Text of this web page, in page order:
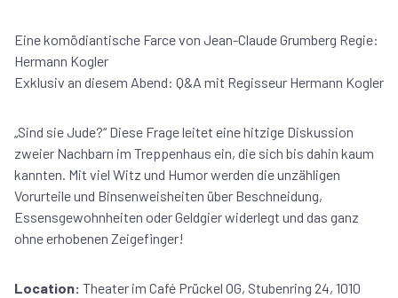
Eine komödiantische Farce von Jean-Claude Grumberg Regie:
Hermann Kogler
Exklusiv an diesem Abend: Q&A mit Regisseur Hermann Kogler
„Sind sie Jude?“ Diese Frage leitet eine hitzige Diskussion
zweier Nachbarn im Treppenhaus ein, die sich bis dahin kaum
kannten. Mit viel Witz und Humor werden die unzähligen
Vorurteile und Binsenweisheiten über Beschneidung,
Essensgewohnheiten oder Geldgier widerlegt und das ganz
ohne erhobenen Zeigefinger!
Location: Theater im Café Prückel OG, Stubenring 24, 1010